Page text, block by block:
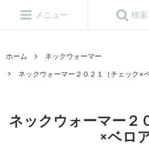
メニュー 検索
ホーム
ネックウォーマー
ネックウォーマー２０２１（チェック×ベ
ネックウォーマー２
×ベロア